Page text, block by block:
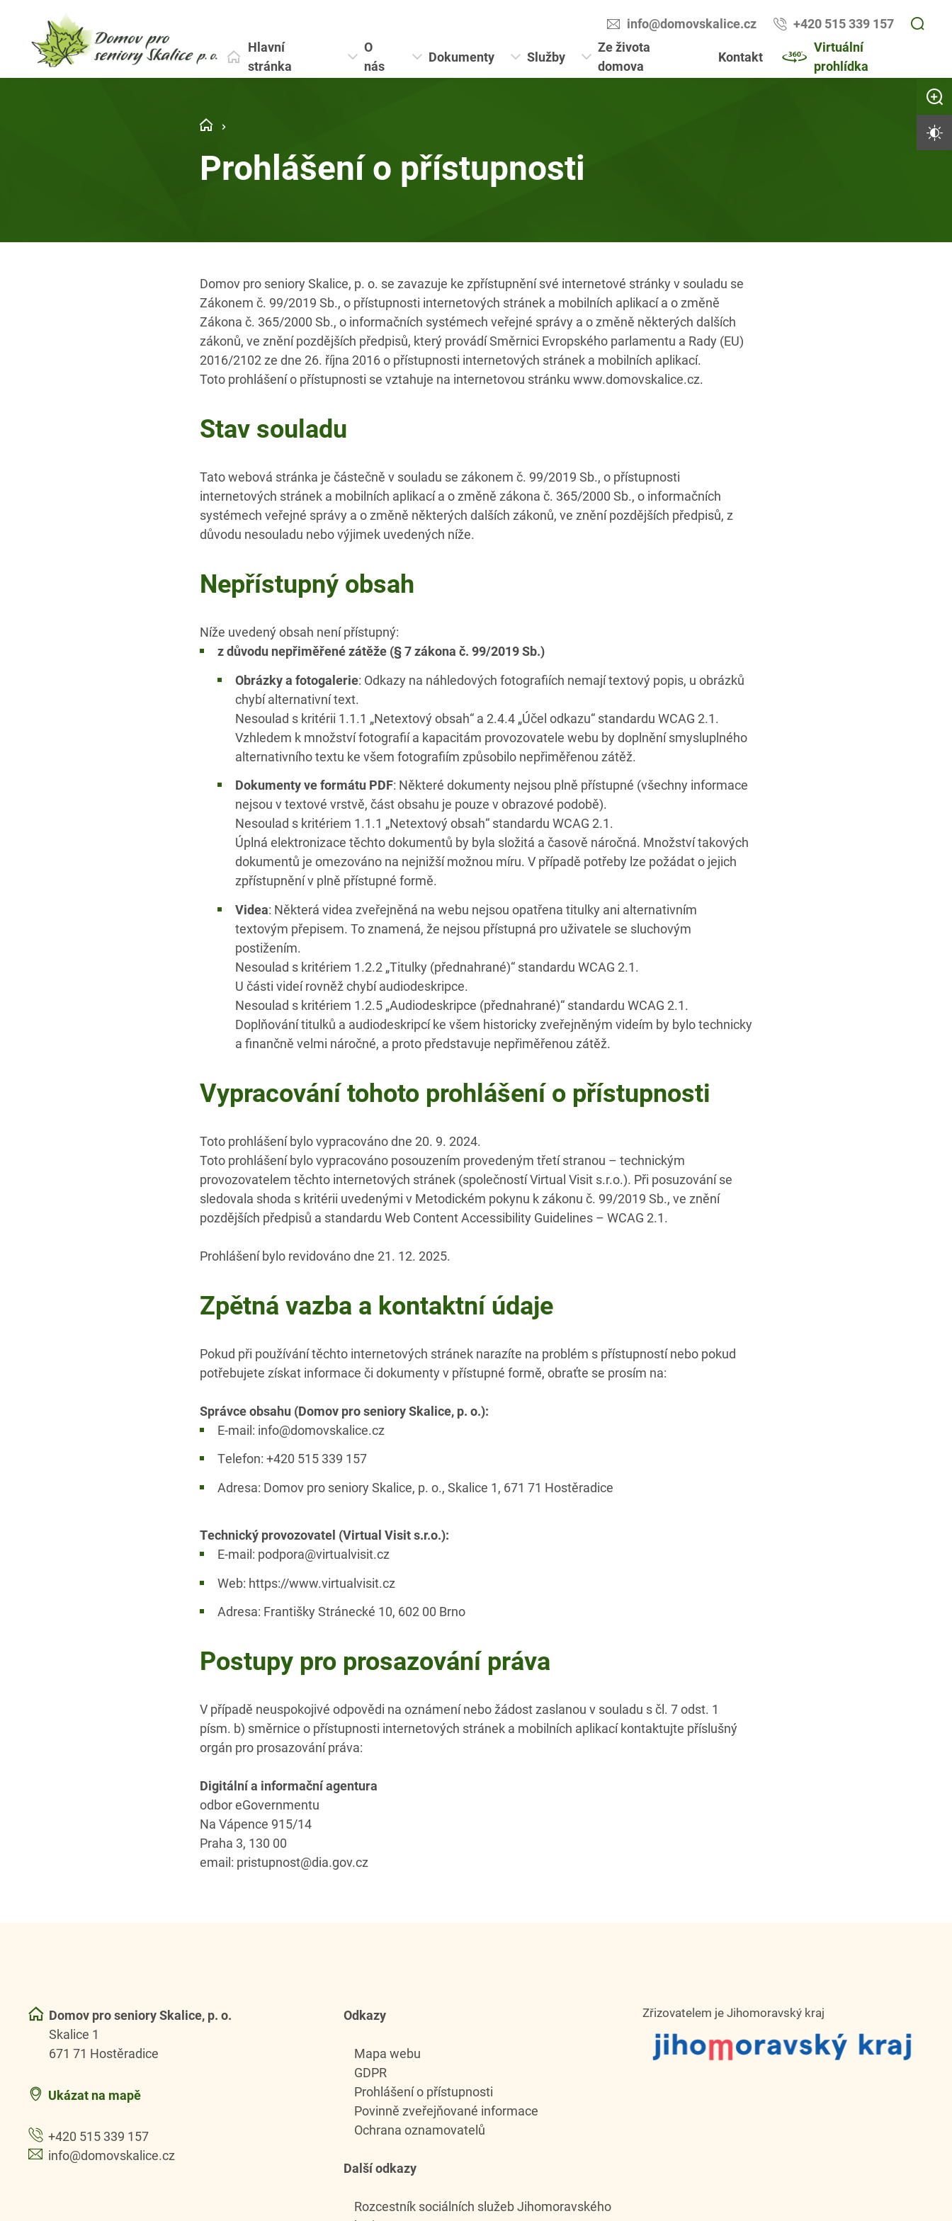
info@domovskalice.cz
+420 515 339 157
Hlavní
stránka
O
nás
Dokumenty Služby
Ze života
domova
Kontakt
Virtuální
prohlídka
Prohlášení o přístupnosti
Domov pro seniory Skalice, p. o. se zavazuje ke zpřístupnění své internetové stránky v souladu se
Zákonem č. 99/2019 Sb., o přístupnosti internetových stránek a mobilních aplikací a o změně
Zákona č. 365/2000 Sb., o informačních systémech veřejné správy a o změně některých dalších
zákonů, ve znění pozdějších předpisů, který provádí Směrnici Evropského parlamentu a Rady (EU)
2016/2102 ze dne 26. října 2016 o přístupnosti internetových stránek a mobilních aplikací.
Toto prohlášení o přístupnosti se vztahuje na internetovou stránku www.domovskalice.cz.
Stav souladu
Tato webová stránka je částečně v souladu se zákonem č. 99/2019 Sb., o přístupnosti
internetových stránek a mobilních aplikací a o změně zákona č. 365/2000 Sb., o informačních
systémech veřejné správy a o změně některých dalších zákonů, ve znění pozdějších předpisů, z
důvodu nesouladu nebo výjimek uvedených níže.
Nepřístupný obsah
Níže uvedený obsah není přístupný:
z důvodu nepřiměřené zátěže (§ 7 zákona č. 99/2019 Sb.)
Obrázky a fotogalerie: Odkazy na náhledových fotografiích nemají textový popis, u obrázků
chybí alternativní text.
Nesoulad s kritérii 1.1.1 „Netextový obsah“ a 2.4.4 „Účel odkazu“ standardu WCAG 2.1.
Vzhledem k množství fotografií a kapacitám provozovatele webu by doplnění smysluplného
alternativního textu ke všem fotografiím způsobilo nepřiměřenou zátěž.
Dokumenty ve formátu PDF: Některé dokumenty nejsou plně přístupné (všechny informace
nejsou v textové vrstvě, část obsahu je pouze v obrazové podobě).
Nesoulad s kritériem 1.1.1 „Netextový obsah“ standardu WCAG 2.1.
Úplná elektronizace těchto dokumentů by byla složitá a časově náročná. Množství takových
dokumentů je omezováno na nejnižší možnou míru. V případě potřeby lze požádat o jejich
zpřístupnění v plně přístupné formě.
Videa: Některá videa zveřejněná na webu nejsou opatřena titulky ani alternativním
textovým přepisem. To znamená, že nejsou přístupná pro uživatele se sluchovým
postižením.
Nesoulad s kritériem 1.2.2 „Titulky (přednahrané)“ standardu WCAG 2.1.
U části videí rovněž chybí audiodeskripce.
Nesoulad s kritériem 1.2.5 „Audiodeskripce (přednahrané)“ standardu WCAG 2.1.
Doplňování titulků a audiodeskripcí ke všem historicky zveřejněným videím by bylo technicky
a finančně velmi náročné, a proto představuje nepřiměřenou zátěž.
Vypracování tohoto prohlášení o přístupnosti
Toto prohlášení bylo vypracováno dne 20. 9. 2024.
Toto prohlášení bylo vypracováno posouzením provedeným třetí stranou – technickým
provozovatelem těchto internetových stránek (společností Virtual Visit s.r.o.). Při posuzování se
sledovala shoda s kritérii uvedenými v Metodickém pokynu k zákonu č. 99/2019 Sb., ve znění
pozdějších předpisů a standardu Web Content Accessibility Guidelines – WCAG 2.1.
Prohlášení bylo revidováno dne 21. 12. 2025.
Zpětná vazba a kontaktní údaje
Pokud při používání těchto internetových stránek narazíte na problém s přístupností nebo pokud
potřebujete získat informace či dokumenty v přístupné formě, obraťte se prosím na:
Správce obsahu (Domov pro seniory Skalice, p. o.):
E-mail: info@domovskalice.cz
Telefon: +420 515 339 157
Adresa: Domov pro seniory Skalice, p. o., Skalice 1, 671 71 Hostěradice
Technický provozovatel (Virtual Visit s.r.o.):
E-mail: podpora@virtualvisit.cz
Web: https://www.virtualvisit.cz
Adresa: Františky Stránecké 10, 602 00 Brno
Postupy pro prosazování práva
V případě neuspokojivé odpovědi na oznámení nebo žádost zaslanou v souladu s čl. 7 odst. 1
písm. b) směrnice o přístupnosti internetových stránek a mobilních aplikací kontaktujte příslušný
orgán pro prosazování práva:
Digitální a informační agentura
odbor eGovernmentu
Na Vápence 915/14
Praha 3, 130 00
email: pristupnost@dia.gov.cz
Domov pro seniory Skalice, p. o.
Skalice 1
671 71 Hostěradice
Ukázat na mapě
+420 515 339 157
info@domovskalice.cz
Odkazy
Mapa webu
GDPR
Prohlášení o přístupnosti
Povinně zveřejňované informace
Ochrana oznamovatelů
Další odkazy
Rozcestník sociálních služeb Jihomoravského
Zřizovatelem je Jihomoravský kraj